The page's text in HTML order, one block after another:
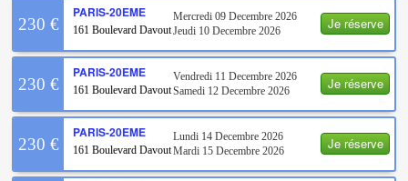
Je réserve
230 €
PARIS-20EME
161 Boulevard Davout
Mercredi 09 Decembre 2026
Jeudi 10 Decembre 2026
Je réserve
230 €
PARIS-20EME
161 Boulevard Davout
Vendredi 11 Decembre 2026
Samedi 12 Decembre 2026
Je réserve
230 €
PARIS-20EME
161 Boulevard Davout
Lundi 14 Decembre 2026
Mardi 15 Decembre 2026